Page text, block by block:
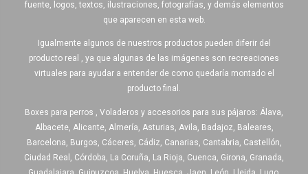
fuente, logos, textos, ilustraciones, fotografías, y demás elementos
que aparecen en esta web.
Igualmente algunos de nuestros productos pueden diferir del
producto real , ya que algunas de las imágenes son recreaciones
virtuales para ayudar a entender de como quedaría montado el
producto final.
Boxes para perros , Voladeros y accesorios para sus pájaros: Álava,
Albacete, Alicante, Almería, Asturias, Avila, Badajoz, Baleares,
Barcelona, Burgos, Cáceres, Cádiz, Canarias, Cantabria, Castellón,
Ciudad Real, Córdoba, La Coruña, La Rioja, Cuenca, Girona, Granada,